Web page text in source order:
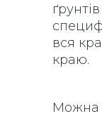
вся
краю.
Можна